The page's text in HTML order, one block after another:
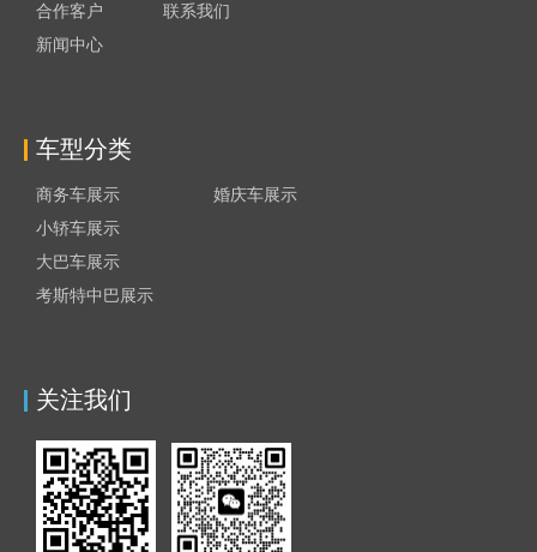
合作客户
新闻中心
联系我们
车型分类
商务车展示
小轿车展示
大巴车展示
考斯特中巴展示
婚庆车展示
关注我们